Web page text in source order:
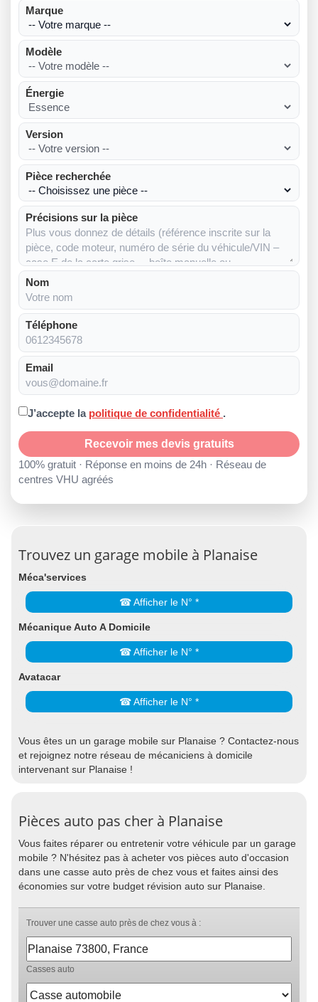
Marque
Modèle
Énergie
Version
Pièce recherchée
Précisions sur la pièce
Nom
Téléphone
Email
J’accepte la politique de confidentialité .
Recevoir mes devis gratuits
100% gratuit · Réponse en moins de 24h · Réseau de
centres VHU agréés
Trouvez un garage mobile à Planaise
Méca'services
☎ Afficher le N° *
Mécanique Auto A Domicile
☎ Afficher le N° *
Avatacar
☎ Afficher le N° *
Vous êtes un un garage mobile sur Planaise ? Contactez-nous
et rejoignez notre réseau de mécaniciens à domicile
intervenant sur Planaise !
Pièces auto pas cher à Planaise
Vous faites réparer ou entretenir votre véhicule par un garage
mobile ? N'hésitez pas à acheter vos pièces auto d'occasion
dans une casse auto près de chez vous et faites ainsi des
économies sur votre budget révision auto sur Planaise.